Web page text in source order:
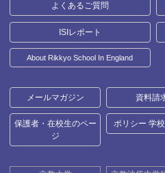
よくあるご質問
ISIレポート
About Rikkyo School In England
メールマガジン 資料請
保護者・在校生のペー
ジ
ポリシー 学